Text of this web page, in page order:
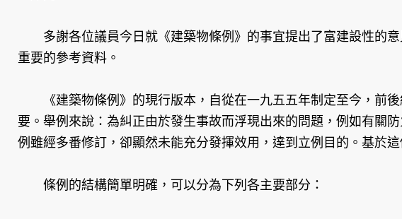
多謝各位議員今日就《建築物條例》的事宜提出了富建設性的意
重要的參考資料。
《建築物條例》的現行版本，自從在一九五五年制定至今，前後
要。舉例來說：為糾正由於發生事故而浮現出來的問題，例如有關
例雖經多番修訂，卻顯然未能充分發揮效用，達到立例目的。基於
條例的結構簡單明確，可以分為下列各主要部分：